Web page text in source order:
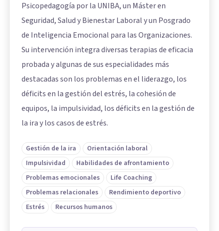
Psicopedagogía por la UNIBA, un Máster en
Seguridad, Salud y Bienestar Laboral y un Posgrado
de Inteligencia Emocional para las Organizaciones.
Su intervención integra diversas terapias de eficacia
probada y algunas de sus especialidades más
destacadas son los problemas en el liderazgo, los
déficits en la gestión del estrés, la cohesión de
equipos, la impulsividad, los déficits en la gestión de
la ira y los casos de estrés.
Gestión de la ira
Orientación laboral
Impulsividad
Habilidades de afrontamiento
Problemas emocionales
Life Coaching
Problemas relacionales
Rendimiento deportivo
Estrés
Recursos humanos